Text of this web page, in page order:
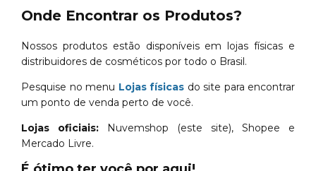
Onde Encontrar os Produtos?
Nossos produtos estão disponíveis em lojas físicas e
distribuidores de cosméticos por todo o Brasil.
Pesquise no menu Lojas físicas do site para encontrar
um ponto de venda perto de você.
Lojas oficiais: Nuvemshop (este site), Shopee e
Mercado Livre.